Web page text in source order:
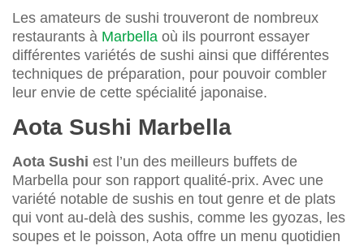
Les amateurs de sushi trouveront de nombreux
restaurants à Marbella où ils pourront essayer
différentes variétés de sushi ainsi que différentes
techniques de préparation, pour pouvoir combler
leur envie de cette spécialité japonaise.
Aota Sushi Marbella
Aota Sushi est l’un des meilleurs buffets de
Marbella pour son rapport qualité-prix. Avec une
variété notable de sushis en tout genre et de plats
qui vont au-delà des sushis, comme les gyozas, les
soupes et le poisson, Aota offre un menu quotidien